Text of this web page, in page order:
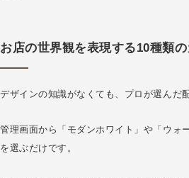
お店の世界観を表現する10種類
デザインの知識がなくても、プロが選んだ
管理画面から「モダンホワイト」や「ウォ
を選ぶだけです。